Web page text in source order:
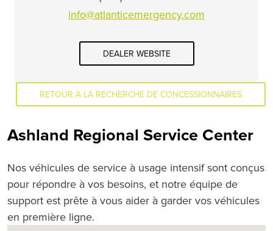
info@atlanticemergency.com
DEALER WEBSITE
RETOUR À LA RECHERCHE DE CONCESSIONNAIRES
Ashland Regional Service Center
Nos véhicules de service à usage intensif sont conçus
pour répondre à vos besoins, et notre équipe de
support est prête à vous aider à garder vos véhicules
en première ligne.